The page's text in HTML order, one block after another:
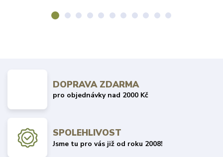
DOPRAVA ZDARMA
pro objednávky nad 2000 Kč
SPOLEHLIVOST
Jsme tu pro vás již od roku 2008!